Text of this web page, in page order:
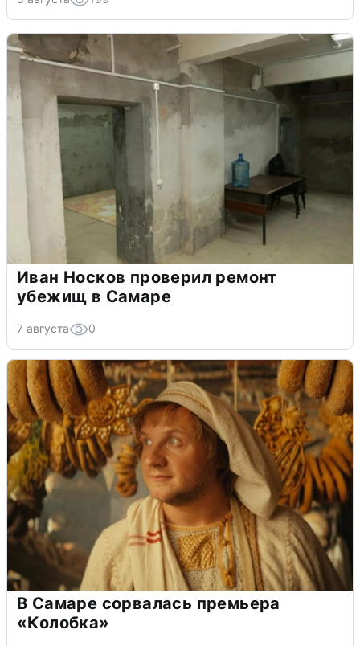
Иван Носков проверил ремонт
убежищ в Самаре
7 августа 0
В Самаре сорвалась премьера
«Колобка»